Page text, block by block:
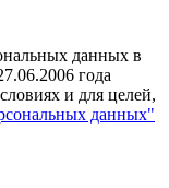
данных в
года
и для целей,
данных"